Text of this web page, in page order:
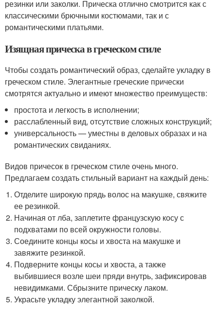
резинки или заколки. Прическа отлично смотрится как с
классическими брючными костюмами, так и с
романтическими платьями.
Изящная прическа в греческом стиле
Чтобы создать романтический образ, сделайте укладку в
греческом стиле. Элегантные греческие прически
смотрятся актуально и имеют множество преимуществ:
простота и легкость в исполнении;
расслабленный вид, отсутствие сложных конструкций;
универсальность — уместны в деловых образах и на
романтических свиданиях.
Видов причесок в греческом стиле очень много.
Предлагаем создать стильный вариант на каждый день:
Отделите широкую прядь волос на макушке, свяжите
ее резинкой.
Начиная от лба, заплетите французскую косу с
подхватами по всей окружности головы.
Соедините концы косы и хвоста на макушке и
завяжите резинкой.
Подверните концы косы и хвоста, а также
выбившиеся возле шеи пряди внутрь, зафиксировав
невидимками. Сбрызните прическу лаком.
Украсьте укладку элегантной заколкой.